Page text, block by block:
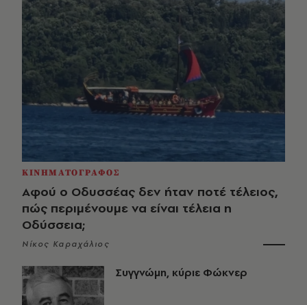
ΚΙΝΗΜΑΤΟΓΡΑΦΟΣ
Αφού ο Οδυσσέας δεν ήταν ποτέ τέλειος,
πώς περιμένουμε να είναι τέλεια η
Οδύσσεια;
Νίκος Καραχάλιος
Συγγνώμη, κύριε Φώκνερ